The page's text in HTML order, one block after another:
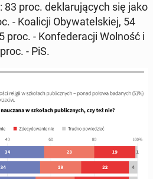
proc. de­kla­ru­ją­cych się jako
- Ko­ali­cji Oby­wa­tel­skiej, 54
proc. - Kon­fe­de­ra­cji Wolność i
- PiS.